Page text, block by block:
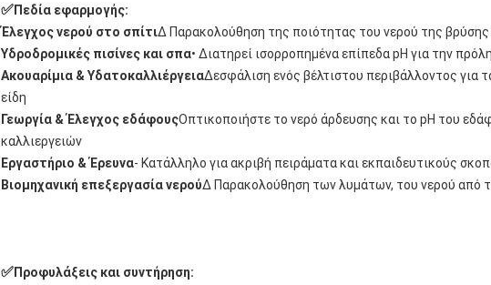
✅Πεδία εφαρμογής:
Έλεγχος νερού στο σπίτι∆ Παρακολούθηση της ποιότητας του νερού της βρύσης
Υδροδρομικές πισίνες και σπα• Διατηρεί ισορροπημένα επίπεδα pH για την
Ακουαρίμια & Υδατοκαλλιέργεια∆εσφάλιση ενός βέλτιστου περιβάλλοντος για
είδη
Γεωργία & Έλεγχος εδάφουςΟπτικοποιήστε το νερό άρδευσης και το pH του
καλλιεργειών
Εργαστήριο & Έρευνα- Κατάλληλο για ακριβή πειράματα και εκπαιδευτικούς
Βιομηχανική επεξεργασία νερού∆ Παρακολούθηση των λυμάτων, του νερού από
✅Προφυλάξεις και συντήρηση: